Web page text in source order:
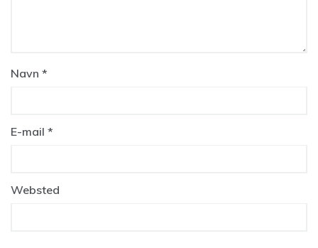
Navn *
E-mail *
Websted